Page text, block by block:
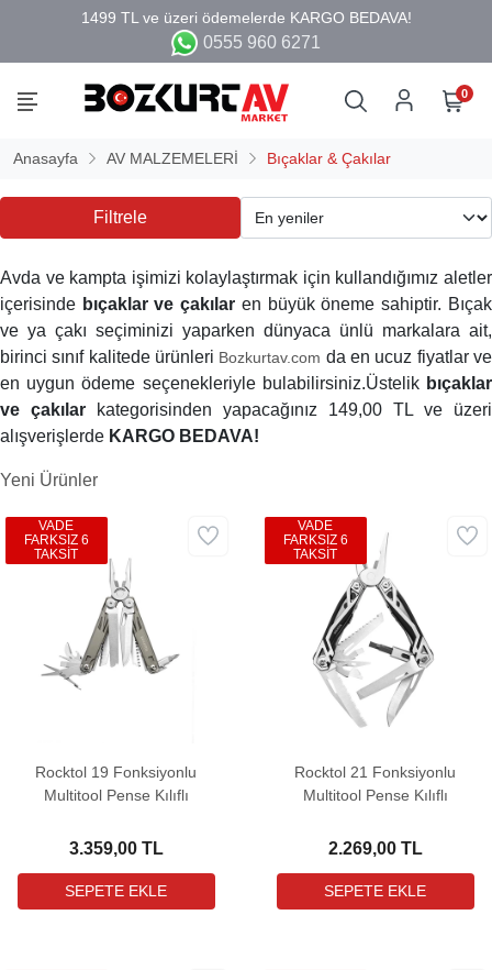
0555 960 6271
0
Anasayfa AV MALZEMELERİ Bıçaklar & Çakılar
Filtrele
Avda ve kampta işimizi kolaylaştırmak için kullandığımız aletler
içerisinde bıçaklar ve çakılar en büyük öneme sahiptir. Bıçak
ve ya çakı seçiminizi yaparken dünyaca ünlü markalara ait,
birinci sınıf kalitede ürünleri Bozkurtav.com da en ucuz fiyatlar ve
en uygun ödeme seçenekleriyle bulabilirsiniz.Üstelik bıçaklar
ve çakılar kategorisinden yapacağınız 149,00 TL ve üzeri
alışverişlerde KARGO BEDAVA!
Yeni Ürünler
Rocktol 19 Fonksiyonlu
Multitool Pense Kılıflı
3.359,00 TL
VADE
FARKSIZ 6
TAKSİT
Rocktol 21 Fonksiyonlu
Multitool Pense Kılıflı
2.269,00 TL
VADE
FARKSIZ 6
TAKSİT